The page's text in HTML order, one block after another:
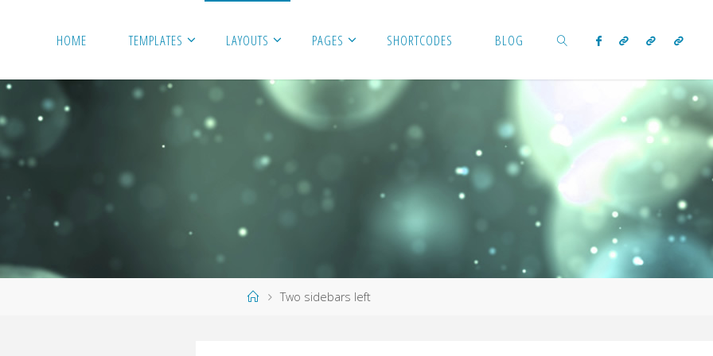
HOME TEMPLATES LAYOUTS PAGES SHORTCODES BLOG
HomeTwo sidebars left